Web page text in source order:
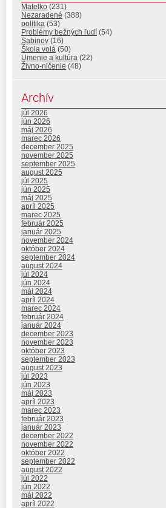
Matelko (231)
Nezaradené (388)
politika (53)
Problémy bežných ľudí (54)
Sabinov (16)
Škola volá (50)
Umenie a kultúra (22)
Živno-ničenie (48)
Archív
júl 2026
jún 2026
máj 2026
marec 2026
december 2025
november 2025
september 2025
august 2025
júl 2025
jún 2025
máj 2025
apríl 2025
marec 2025
február 2025
január 2025
november 2024
október 2024
september 2024
august 2024
júl 2024
jún 2024
máj 2024
apríl 2024
marec 2024
február 2024
január 2024
december 2023
november 2023
október 2023
september 2023
august 2023
júl 2023
jún 2023
máj 2023
apríl 2023
marec 2023
február 2023
január 2023
december 2022
november 2022
október 2022
september 2022
august 2022
júl 2022
jún 2022
máj 2022
apríl 2022